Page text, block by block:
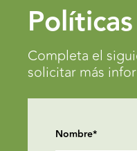
Completa el
solicitar más
Nombre*